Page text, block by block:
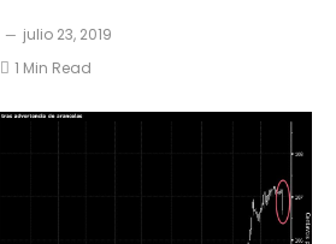
julio 23, 2019
1 Min Read